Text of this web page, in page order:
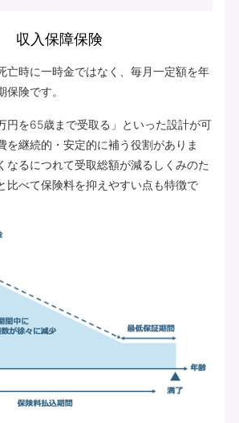
収入保障保険
亡時に一時金ではなく、毎月一定額を年
険です。
円を65歳まで受取る」といった設計が可
を継続的・安定的に補う役割がありま
なるにつれて受取総額が減るしくみのた
比べて保険料を抑えやすい点も特徴で